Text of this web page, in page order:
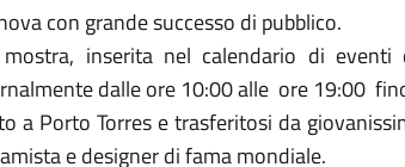
con grande successo di pubblico.
inserita nel calendario di eventi
dalle ore 10:00 alle ore 19:00
a Porto Torres e trasferitosi da
e designer di fama mondiale.